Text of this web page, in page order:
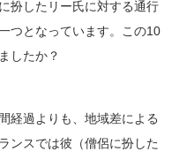
扮したリー氏に対する通行
つとなっています。この10
したか？
経過よりも、地域差による
ンスでは彼（僧侶に扮した